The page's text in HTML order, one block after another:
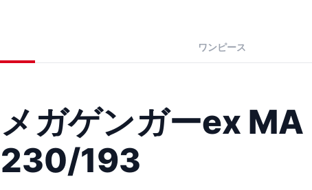
ワンピース
メガゲンガーex MA
230/193